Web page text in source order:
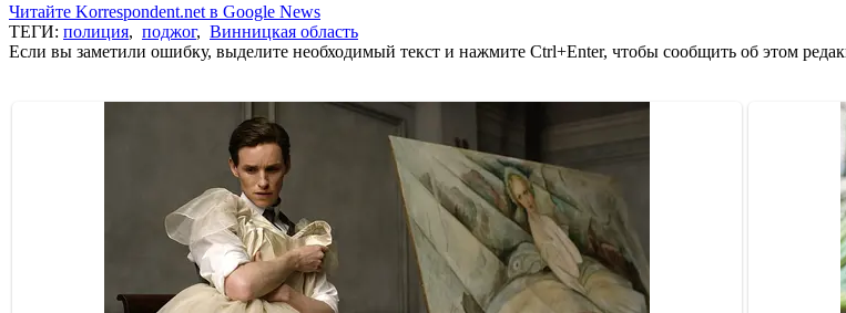
Читайте Korrespondent.net в Google News
ТЕГИ: полиция, поджог, Винницкая область
Если вы заметили ошибку, выделите необходимый текст и нажмите Ctrl+Enter, чтобы сообщить об этом